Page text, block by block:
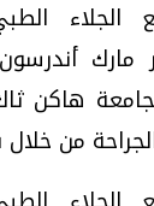
مارك
هاكن
من